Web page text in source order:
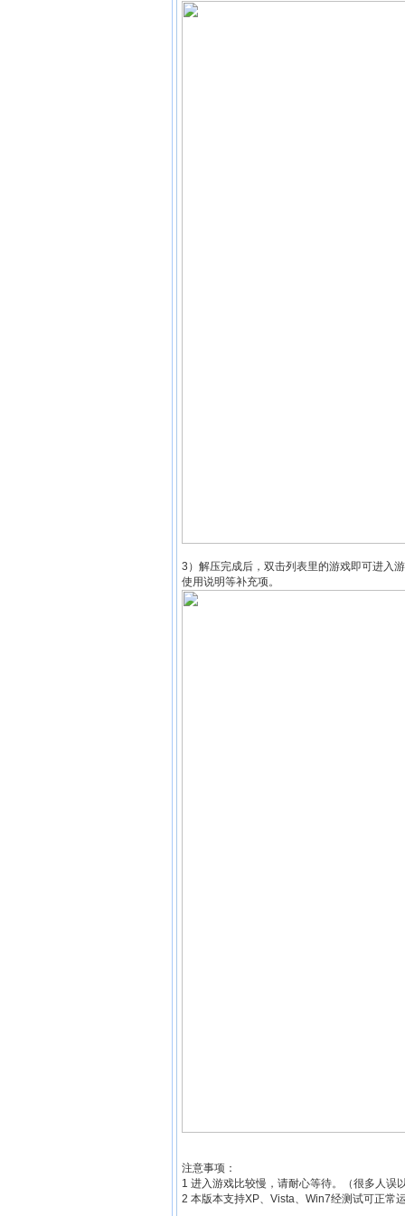
3）解压完成后，双击列表里的游戏即可进入
使用说明等补充项。
注意事项：
1 进入游戏比较慢，请耐心等待。（很多人误
2 本版本支持XP、Vista、Win7经测试可正常